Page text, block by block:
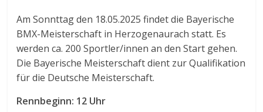
Am Sonnttag den 18.05.2025 findet die Bayerische
BMX-Meisterschaft in Herzogenaurach statt. Es
werden ca. 200 Sportler/innen an den Start gehen.
Die Bayerische Meisterschaft dient zur Qualifikation
für die Deutsche Meisterschaft.
Rennbeginn: 12 Uhr